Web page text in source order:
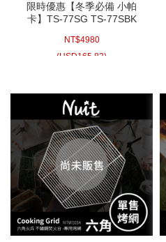
限時優惠【冬季必備 小帕
卡】TS-77SG TS-77SBK
煤油暖爐3KW 防傾倒裝置 4
公升 韓國製 戶外使用露營取
NT$4980
(USD165.83)